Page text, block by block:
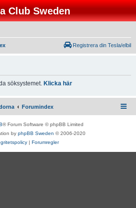
Club Sweden
Registrera din Tesla/elbil
söksystemet. Klicka här
Forumindex
® Forum Software © phpBB Limited
by phpBB Sweden © 2006-2020
| Forumregler